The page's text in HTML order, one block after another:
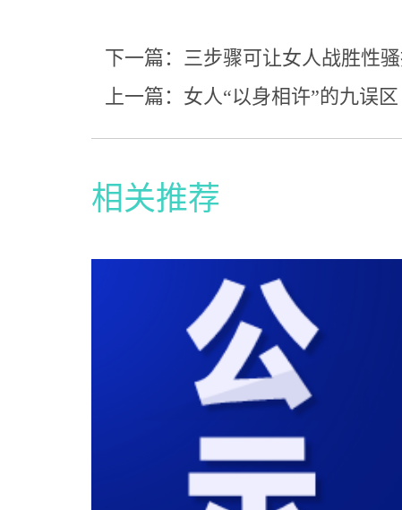
下一篇：三步骤可让女人战胜性
上一篇：女人“以身相许”的九误区
相关推荐